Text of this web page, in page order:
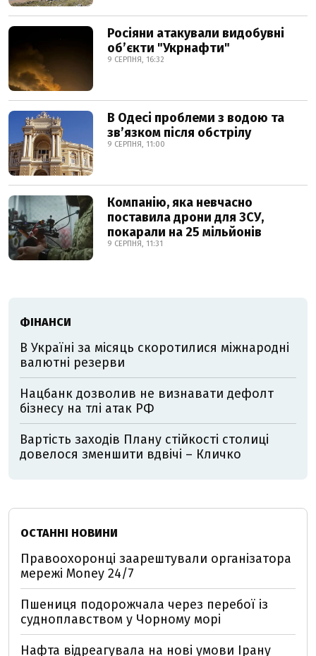
Росіяни атакували видобувні
обʼєкти "Укрнафти"
9 СЕРПНЯ, 16:32
В Одесі проблеми з водою та
звʼязком після обстрілу
9 СЕРПНЯ, 11:00
Компанію, яка невчасно
поставила дрони для ЗСУ,
покарали на 25 мільйонів
9 СЕРПНЯ, 11:31
ФІНАНСИ
В Україні за місяць скоротилися міжнародні
валютні резерви
Нацбанк дозволив не визнавати дефолт
бізнесу на тлі атак РФ
Вартість заходів Плану стійкості столиці
довелося зменшити вдвічі – Кличко
ОСТАННІ НОВИНИ
Правоохоронці заарештували організатора
мережі Money 24/7
Пшениця подорожчала через перебої із
судноплавством у Чорному морі
Нафта відреагувала на нові умови Ірану